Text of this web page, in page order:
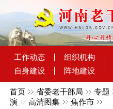
工作动态 组织机构
自身建设
阵地建设
首页 省委老干部局 专题
演
高清图集 焦作市